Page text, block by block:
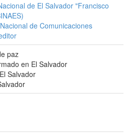
de El Salvador "Francisco
de Comunicaciones
paz
en El Salvador
Salvador